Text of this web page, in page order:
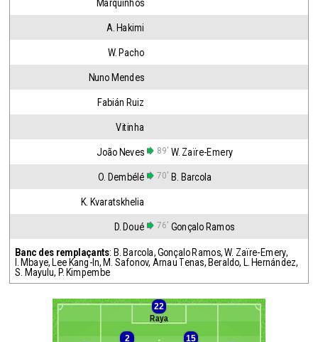
Marquinhos
A. Hakimi
W. Pacho
Nuno Mendes
Fabián Ruiz
Vitinha
João Neves 89' W. Zaïre-Emery
O. Dembélé 70' B. Barcola
K. Kvaratskhelia
D. Doué 76' Gonçalo Ramos
Banc des remplaçants: B. Barcola,Gonçalo Ramos,W. Zaïre-Emery,
I. Mbaye, Lee Kang-In, M. Safonov, Arnau Tenas, Beraldo, L. Hernández,
S. Mayulu, P. Kimpembe